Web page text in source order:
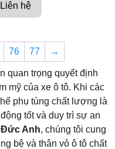
Liên hệ
76 77 →
quan trọng quyết định
mỹ của xe ô tô. Khi các
phụ tùng chất lượng là
tốt và duy trì sự an
Đức Anh, chúng tôi cung
bệ và thân vỏ ô tô chất